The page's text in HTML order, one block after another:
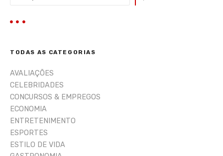
q
s
r
TODAS AS CATEGORIAS
AVALIAÇÕES
CELEBRIDADES
CONCURSOS & EMPREGOS
ECONOMIA
ENTRETENIMENTO
ESPORTES
ESTILO DE VIDA